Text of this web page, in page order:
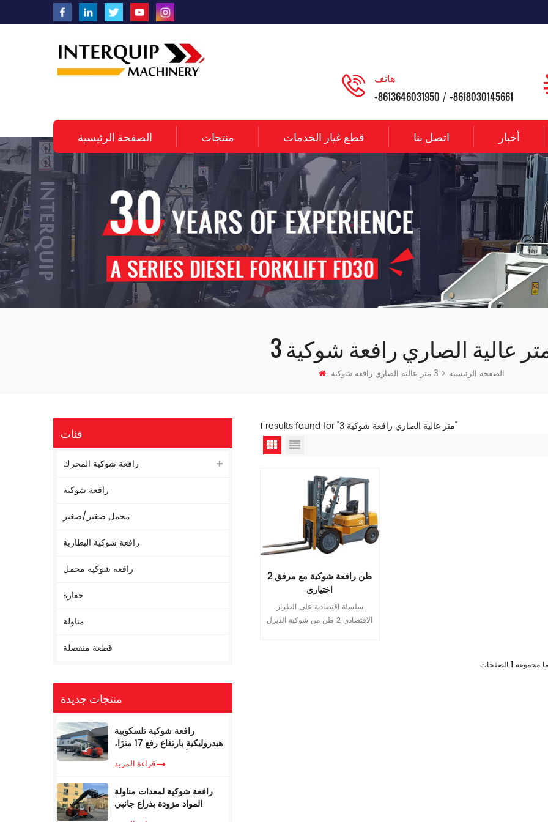
هاتف
+8613646031950 / +8618030145661
الصفحة الرئيسية منتجات قطع غيار الخدمات اتصل بنا أخبار
متر عالية الصاري رافعة شوكية
الصفحة الرئيسية 3 متر عالية الصاري رافعة شوكية
1 results found for "3 متر عالية الصاري رافعة شوكية"
2 طن رافعة شوكية مع مرفق
اختياري
سلسلة اقتصادية على الطراز
الاقتصادي 2 طن من شوكية الديزل
ما مجموعه 1 الصفحات
فئات
رافعة شوكية المحرك
رافعة شوكية
محمل صغير/صغير
رافعة شوكية البطارية
رافعة شوكية محمل
حفارة
مناولة
قطعة منفصلة
منتجات جديدة
رافعة شوكية تلسكوبية
هيدروليكية بارتفاع رفع 17 مترًا،
الدوران
قراءة المزيد
رافعة شوكية لمعدات مناولة
المواد مزودة بذراع جانبي